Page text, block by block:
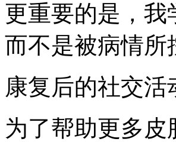
更重要的是，
而不是被病情所
康复后的社交
为了帮助更多